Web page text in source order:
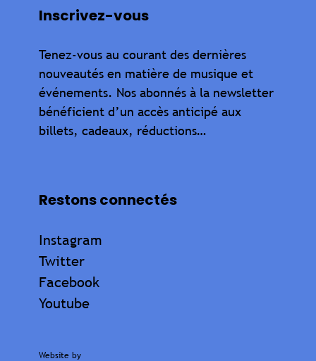
Inscrivez-vous
Tenez-vous au courant des dernières
nouveautés en matière de musique et
événements. Nos abonnés à la newsletter
bénéficient d’un accès anticipé aux
billets, cadeaux, réductions…
Restons connectés
Instagram
Twitter
Facebook
Youtube
Website by